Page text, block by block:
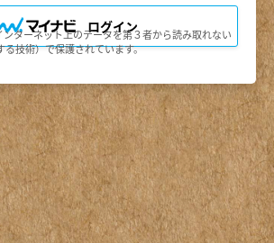
ビス）
スの提供期間は、2025年2月1日～2027年3月
ます。
への事前の通知なくして、会員サービスを
テム障害などの事情により、会員サービス
または会員サービスが停止する等の可能性
るものとします。
止行為）
行なわないものとします。
社または第三者の著作権、肖像権、その他
する行為
社または第三者の財産、信用、名誉、プラ
権等を侵害する行為
ログイン
ンターネット上のデータを第３者から読み取れない
る技術）で保護されています。